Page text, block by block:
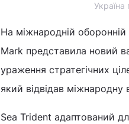
На міжнародній
Mark представила новий
ураження стратегічних
який відвідав
Sea Trident адаптований